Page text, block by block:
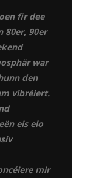
fir dee
80er, 90er
war
den
vibréiert.
eis elo
mir